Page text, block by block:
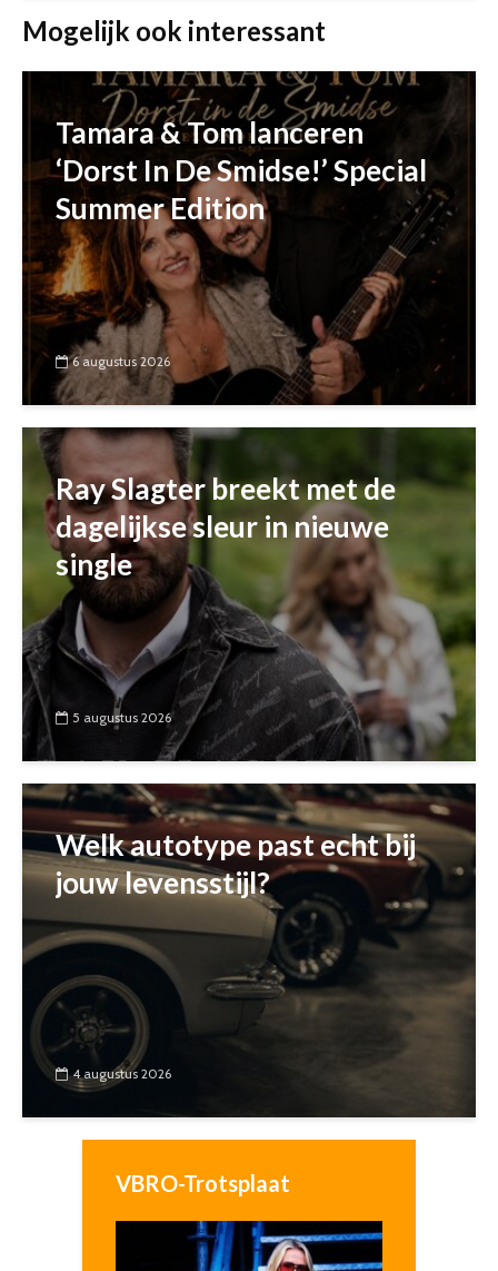
Mogelijk ook interessant
Tamara & Tom lanceren
‘Dorst In De Smidse!’ Special
Summer Edition
6 augustus 2026
Ray Slagter breekt met de
dagelijkse sleur in nieuwe
single
5 augustus 2026
Welk autotype past echt bij
jouw levensstijl?
4 augustus 2026
VBRO-Trotsplaat